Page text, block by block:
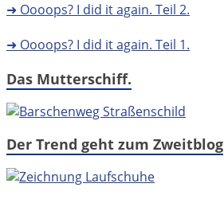
➜ Oooops? I did it again. Teil 2.
➜ Oooops? I did it again. Teil 1.
Das Mutterschiff.
Der Trend geht zum Zweitblog